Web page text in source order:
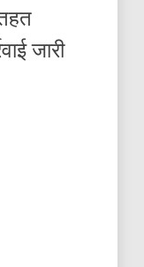
जारी